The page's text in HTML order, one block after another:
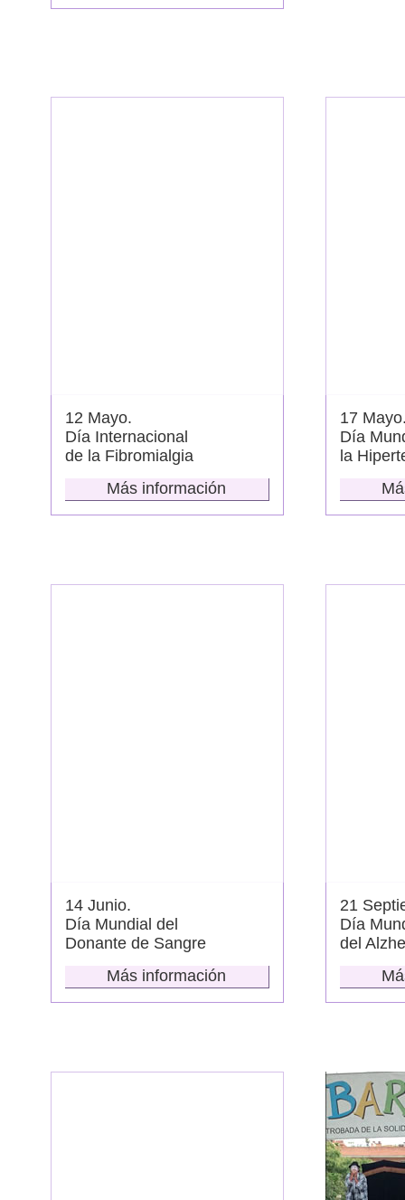
12 Mayo.
Día Internacional
de la Fibromialgia
Más información
17
Día
la
14 Junio.
Día Mundial del
Donante de Sangre
Más información
21
Día
del